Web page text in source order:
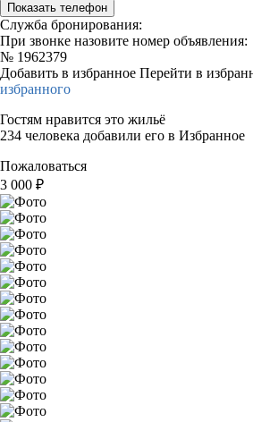
Показать телефон
Служба бронирования:
При звонке назовите номер объявления:
№ 1962379
Добавить в избранное Перейти в
избранного
Гостям нравится это жильё
234 человека добавили его в Избранное
Пожаловаться
3 000 ₽